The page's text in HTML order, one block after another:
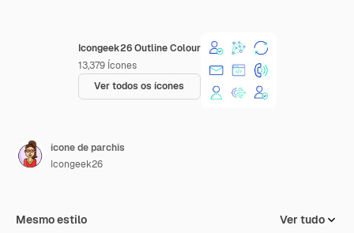
Icongeek26 Outline Colour
13,379 Ícones
Ver todos os ícones
ícone de parchis
Icongeek26
Mesmo estilo Ver tudo